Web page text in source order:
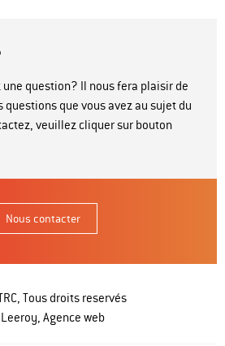
une question? Il nous fera plaisir de
questions que vous avez au sujet du
veuillez cliquer sur bouton
Nous contacter
Tous droits reservés
Agence web